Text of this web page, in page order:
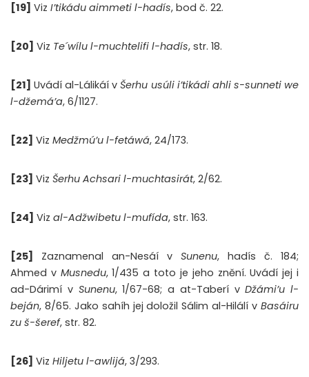
[19] Viz I’tikádu aimmeti l-hadís, bod č. 22.
[20] Viz Te´wílu l-muchtelifi l-hadís, str. 18.
[21] Uvádí al-Lálikáí vŠerhu usúli i’tikádi ahli s-sunneti we
l-džemá’a, 6/1127.
[22] Viz Medžmú’u l-fetáwá, 24/173.
[23] Viz Šerhu Achsari l-muchtasirát, 2/62.
[24] Viz al-Adžwibetu l-mufída, str. 163.
[25] Zaznamenal an-Nesáí v Sunenu, hadís č. 184;
Ahmed v Musnedu, 1/435 a toto je jeho znění. Uvádí jej i
ad-Dárimí v Sunenu, 1/67-68; a at-Taberí vDžámi’u l-
beján, 8/65. Jako sahíh jej doložil Sálim al-Hilálí v Basáiru
zu š-šeref, str. 82.
[26] Viz Hiljetu l-awlijá, 3/293.